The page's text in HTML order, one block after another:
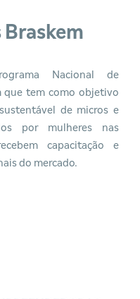
Braskem
Nacional de
que tem como objetivo
de micros e
por mulheres nas
capacitação e
do mercado.